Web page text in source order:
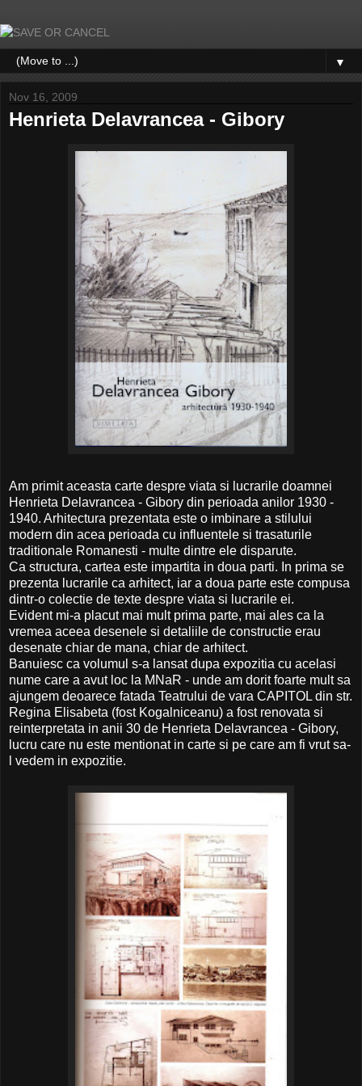
▼
Nov 16, 2009
Henrieta Delavrancea - Gibory
Am primit aceasta carte despre viata si lucrarile doamnei
Henrieta Delavrancea - Gibory din perioada anilor 1930 -
1940. Arhitectura prezentata este o imbinare a stilului
modern din acea perioada cu influentele si trasaturile
traditionale Romanesti - multe dintre ele disparute.
Ca structura, cartea este impartita in doua parti. In prima se
prezenta lucrarile ca arhitect, iar a doua parte este compusa
dintr-o colectie de texte despre viata si lucrarile ei.
Evident mi-a placut mai mult prima parte, mai ales ca la
vremea aceea desenele si detaliile de constructie erau
desenate chiar de mana, chiar de arhitect.
Banuiesc ca volumul s-a lansat dupa expozitia cu acelasi
nume care a avut loc la MNaR - unde am dorit foarte mult sa
ajungem deoarece fatada Teatrului de vara CAPITOL din str.
Regina Elisabeta (fost Kogalniceanu) a fost renovata si
reinterpretata in anii 30 de Henrieta Delavrancea - Gibory,
lucru care nu este mentionat in carte si pe care am fi vrut sa-
l vedem in expozitie.